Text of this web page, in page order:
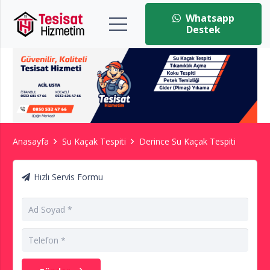
Whatsapp
Destek
Anasayfa Su Kaçak Tespiti Derince Su Kaçak Tespiti
Hızlı Servis Formu